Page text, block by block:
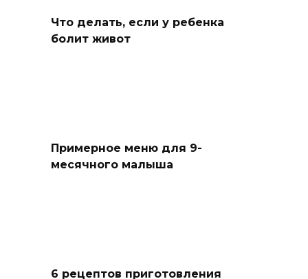
Что делать, если у ребенка
болит живот
Примерное меню для 9-
месячного малыша
6 рецептов приготовления